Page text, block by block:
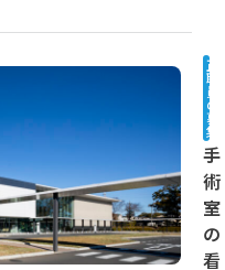
正
職
員
の
募
集
手
術
室
の
看